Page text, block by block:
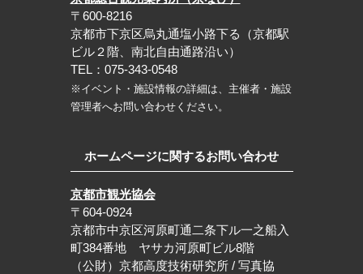
〒600-8216
京都市下京区烏丸通塩小路下る（京都駅
ビル２階、南北自由通路沿い）
TEL：075-343-0548
※イベント・施設情報の詳細は、主催者・施設
管理者へお問い合わせください。
ホームページに関するお問い合わせ
京都市観光協会
〒604-0924
京都市中京区河原町通二条下ル一之船入
町384番地 ヤサカ河原町ビル8階
（公財）京都高度技術研究所 / 写真協